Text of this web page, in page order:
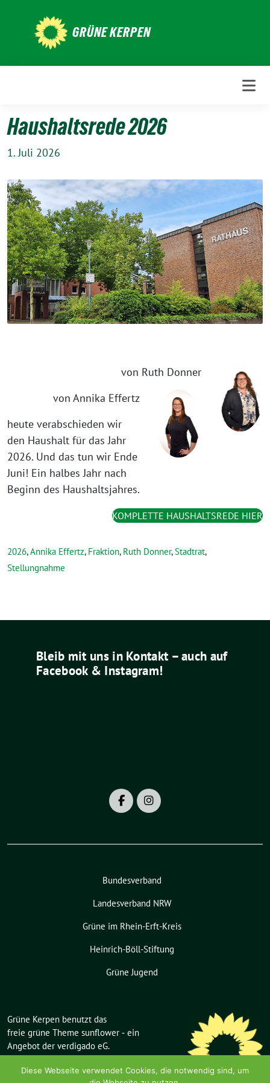
GRÜNE KERPEN
Haushaltsrede 2026
1. Juli 2026
von Ruth Donner
von Annika Effertz
heute verabschieden wir
den Haushalt für das Jahr
2026. Und das tun wir Ende
Juni! Ein halbes Jahr nach
Beginn des Haushaltsjahres.
KOMPLETTE HAUSHALTSREDE HIER
2026,Annika Effertz, Fraktion, Ruth Donner,Stadtrat,
Stellungnahme
Bleib mit uns in Kontakt – auch auf
Facebook & Instagram!
Bundesverband
Landesverband NRW
Grüne im Rhein-Erft-Kreis
Heinrich-Böll-Stiftung
Grüne Jugend
Grüne Kerpen benutzt das
freie grüne Theme sunflower ‐ ein
Angebot der verdigado eG.
Diese Webseite verwendet Cookies, die notwendig sind, um